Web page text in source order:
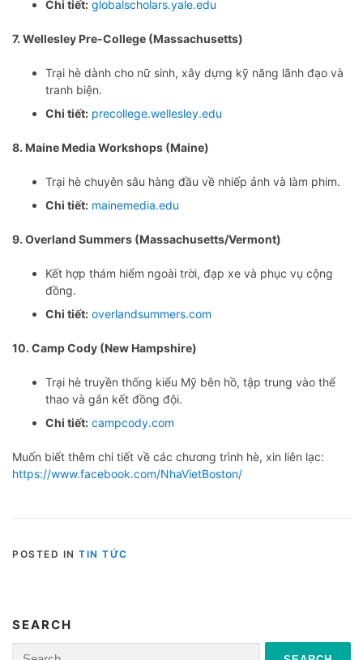
Chi tiết: globalscholars.yale.edu
7. Wellesley Pre-College (Massachusetts)
Trại hè dành cho nữ sinh, xây dựng kỹ năng lãnh đạo và
tranh biện.
Chi tiết: precollege.wellesley.edu
8. Maine Media Workshops (Maine)
Trại hè chuyên sâu hàng đầu về nhiếp ảnh và làm phim.
Chi tiết: mainemedia.edu
9. Overland Summers (Massachusetts/Vermont)
Kết hợp thám hiểm ngoài trời, đạp xe và phục vụ cộng
đồng.
Chi tiết: overlandsummers.com
10. Camp Cody (New Hampshire)
Trại hè truyền thống kiểu Mỹ bên hồ, tập trung vào thể
thao và gắn kết đồng đội.
Chi tiết: campcody.com
Muốn biết thêm chi tiết về các chương trình hè, xin liên lạc:
https://www.facebook.com/NhaVietBoston/
POSTED IN TIN TỨC
SEARCH
Search